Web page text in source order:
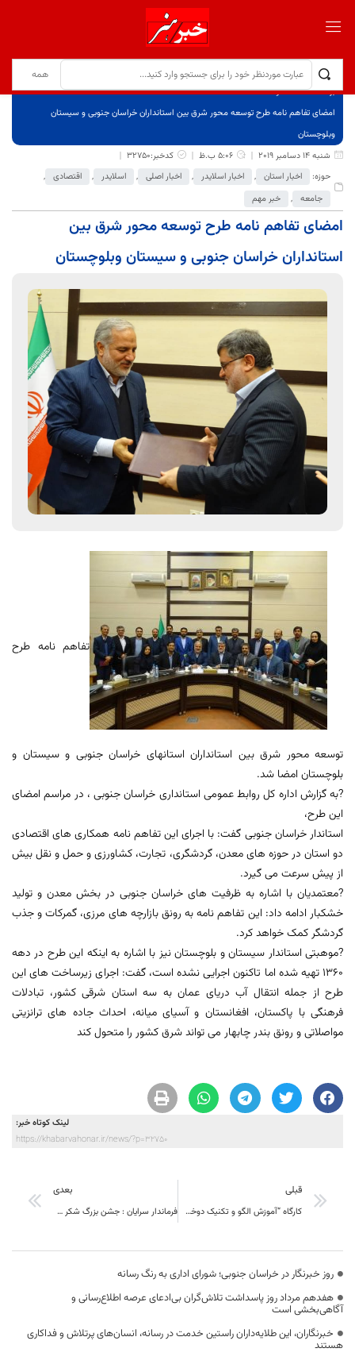
برگ نخست
نوشته‌ها
امضای تفاهم نامه طرح توسعه محور شرق بین استانداران خراسان جنوبی و سیستان
وبلوچستان
شنبه 14 دسامبر 2019
5:06 ب.ظ
کدخبر:32750
حوزه:
اخبار استان , اخبار اسلایدر , اخبار اصلی , اسلایدر , اقتصادی ,
جامعه , خبر مهم
امضای تفاهم نامه طرح توسعه محور شرق بین
استانداران خراسان جنوبی و سیستان وبلوچستان
تفاهم نامه طرح
توسعه محور شرق بین استانداران استانهای خراسان جنوبی و سیستان و
بلوچستان امضا شد.
?به گزارش اداره کل روابط عمومی استانداری خراسان جنوبی ، در مراسم امضای
این طرح،
استاندار خراسان جنوبی گفت: با اجرای این تفاهم نامه همکاری های اقتصادی
دو استان در حوزه های معدن، گردشگری، تجارت، کشاورزی و حمل و نقل بیش
از پیش سرعت می گیرد.
?معتمدیان با اشاره به ظرفیت های خراسان جنوبی در بخش معدن و تولید
خشکبار ادامه داد: این تفاهم نامه به رونق بازارچه های مرزی، گمرکات و جذب
گردشگر کمک خواهد کرد.
?موهبتی استاندار سیستان و بلوچستان نیز با اشاره به اینکه این طرح در دهه
1360 تهیه شده اما تاکنون اجرایی نشده است، گفت: اجرای زیرساخت های این
طرح از جمله انتقال آب دریای عمان به سه استان شرقی کشور، تبادلات
فرهنگی با پاکستان، افغانستان و آسیای میانه، احداث جاده های ترانزیتی
مواصلاتی و رونق بندر چابهار می تواند شرق کشور را متحول کند
لینک کوتاه خبر:
https://khabarvahonar.ir/news/?p=32750
قبلی
کارگاه “آموزش الگو و تکنیک دوخت شنل های زیبا و کاربردی” برگزار شد
بعدی
فرماندار سرایان : جشن بزرگ شکر گزاری زعفران با حضور گسترده مردم در سرایان برگزار شد
روز خبرنگار در خراسان جنوبی؛ شورای اداری به رنگ رسانه
هفدهم مرداد روز پاسداشت تلاش‌گران بی‌ادعای عرصه اطلاع‌رسانی و
آگاهی‌بخشی است
خبرنگاران، این طلایه‌داران راستین خدمت در رسانه، انسان‌های پرتلاش و فداکاری
هستند